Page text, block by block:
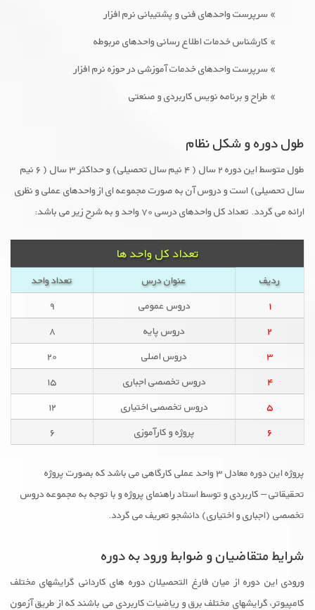
» سرپرست واحدهای فنی و پشتیبانی نرم افزار
» کارشناس خدمات اطلاع رسانی واحدهای مربوطه
» سرپرست واحدهای خدمات آموزشی در حوزه نرم افزار
» طراح و برنامه نویس کاربردی و صنعتی
طول دوره و شکل نظام
طول متوسط این دوره ۲ سال ( ۴ نیم سال تحصیلی) و حداکثر ۳ سال ( ۶ نیم
سال تحصیلی) است و دروس آن به صورت مجموعه ای از واحدهای عملی و نظری
ارائه می گردد. تعداد کل واحدهای درسی ۷۰ واحد و به شرح زیر می باشد:
تعداد کل واحد ها
ردیف عنوان درس
تعداد واحد
۱
دروس عمومی
۹
۲
دروس پایه
۸
۳
دروس اصلی
۲۰
۴
دروس تخصصی اجباری
۱۵
۵
دروس تخصصی اختیاری
۱۲
۶
پروژه و کارآموزی ۶
پروژه این دوره معادل ۳ واحد عملی کارگاهی می باشد که بصورت پروژه
تحقیقاتی – کاربردی و توسط استاد راهنمای پروژه و با توجه به مجموعه دروس
تخصصی (اجباری و اختیاری) دانشجو تعریف می گردد.
شرایط متقاضیان و ضوابط ورود به دوره
ورودی این دوره از میان فارغ التحصیلان دوره های کاردانی گرایشهای مختلف
کامپیوتر، گرایشهای مختلف برق و ریاضیات کاربردی می باشند که از طریق آزمون